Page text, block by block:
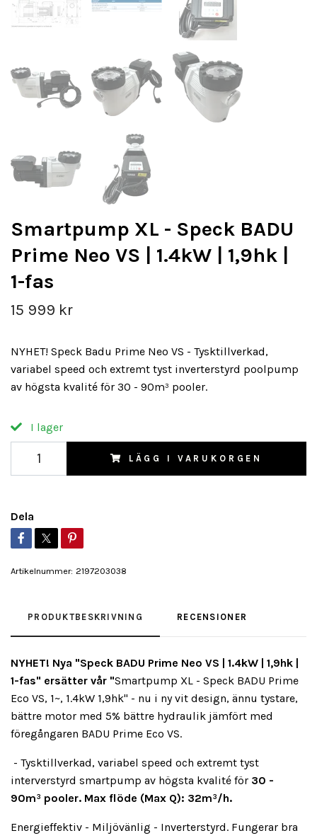
Smartpump XL - Speck BADU
Prime Neo VS | 1.4kW | 1,9hk |
1-fas
15 999 kr
NYHET! Speck Badu Prime Neo VS - Tysktillverkad,
variabel speed och extremt tyst inverterstyrd poolpump
av högsta kvalité för 30 - 90m³ pooler.
I lager
LÄGG I VARUKORGEN
Dela
Artikelnummer: 2197203038
PRODUKTBESKRIVNING RECENSIONER
NYHET! Nya "Speck BADU Prime Neo VS | 1.4kW | 1,9hk |
1-fas" ersätter vår "Smartpump XL - Speck BADU Prime
Eco VS, 1~, 1.4kW 1,9hk" - nu i ny vit design, ännu tystare,
bättre motor med 5% bättre hydraulik jämfört med
föregångaren BADU Prime Eco VS.
- Tysktillverkad, variabel speed och extremt tyst
interverstyrd smartpump av högsta kvalité för 30 -
90m³ pooler. Max flöde (Max Q): 32m³/h.
Energieffektiv - Miljövänlig - Inverterstyrd. Fungerar bra